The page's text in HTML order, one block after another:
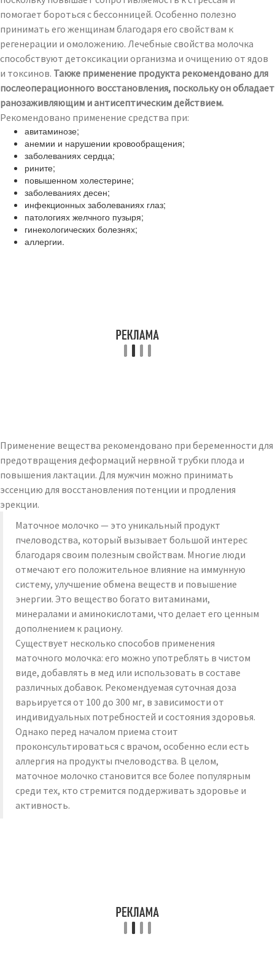
помогает бороться с бессонницей. Особенно полезно
принимать его женщинам благодаря его свойствам к
регенерации и омоложению. Лечебные свойства молочка
способствуют детоксикации организма и очищению от ядов
и токсинов. Также применение продукта рекомендовано для
послеоперационного восстановления, поскольку он обладает
ранозаживляющим и антисептическим действием.
Рекомендовано применение средства при:
авитаминозе;
анемии и нарушении кровообращения;
заболеваниях сердца;
рините;
повышенном холестерине;
заболеваниях десен;
инфекционных заболеваниях глаз;
патологиях желчного пузыря;
гинекологических болезнях;
аллергии.
Применение вещества рекомендовано при беременности для
предотвращения деформаций нервной трубки плода и
повышения лактации. Для мужчин можно принимать
эссенцию для восстановления потенции и продления
эрекции.
Маточное молочко — это уникальный продукт
пчеловодства, который вызывает большой интерес
благодаря своим полезным свойствам. Многие люди
отмечают его положительное влияние на иммунную
систему, улучшение обмена веществ и повышение
энергии. Это вещество богато витаминами,
минералами и аминокислотами, что делает его ценным
дополнением к рациону.
Существует несколько способов применения
маточного молочка: его можно употреблять в чистом
виде, добавлять в мед или использовать в составе
различных добавок. Рекомендуемая суточная доза
варьируется от 100 до 300 мг, в зависимости от
индивидуальных потребностей и состояния здоровья.
Однако перед началом приема стоит
проконсультироваться с врачом, особенно если есть
аллергия на продукты пчеловодства. В целом,
маточное молочко становится все более популярным
среди тех, кто стремится поддерживать здоровье и
активность.